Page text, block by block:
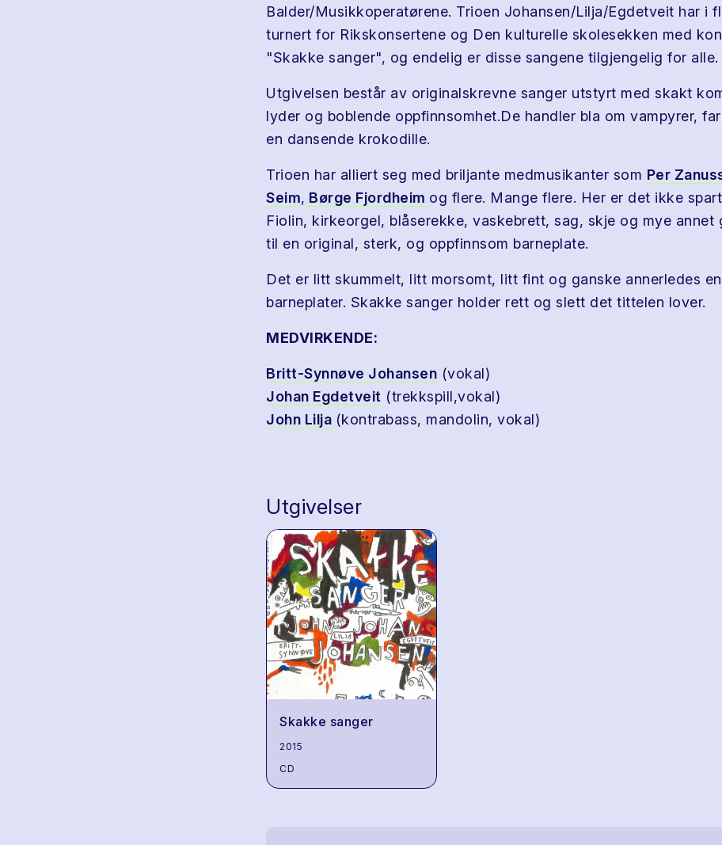
Balder/Musikkoperatørene. Trioen Johansen/Lilja/Egdetveit har i
turnert for Rikskonsertene og Den kulturelle skolesekken med
"Skakke sanger", og endelig er disse sangene tilgjengelig for alle.
Utgivelsen består av originalskrevne sanger utstyrt med skakt
lyder og boblende oppfinnsomhet.De handler bla om vampyrer,
en dansende krokodille.
Trioen har alliert seg med briljante medmusikanter som Per
Seim, Børge Fjordheim og flere. Mange flere. Her er det ikke
Fiolin, kirkeorgel, blåserekke, vaskebrett, sag, skje og mye annet
til en original, sterk, og oppfinnsom barneplate.
Det er litt skummelt, litt morsomt, litt fint og ganske annerledes
barneplater. Skakke sanger holder rett og slett det tittelen lover.
MEDVIRKENDE:
Britt-Synnøve Johansen (vokal)
Johan Egdetveit (trekkspill,vokal)
John Lilja (kontrabass, mandolin, vokal)
Utgivelser
Skakke sanger
2015
CD